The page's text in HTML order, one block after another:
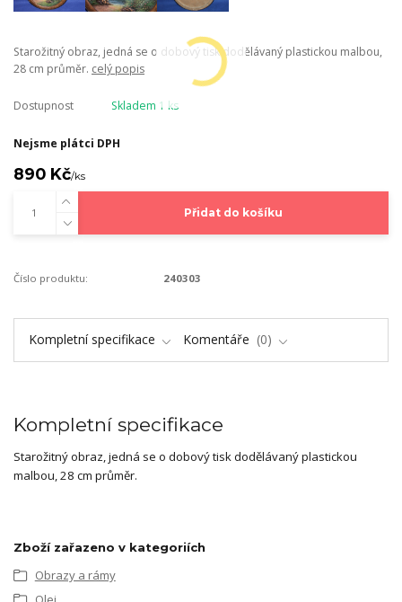
Starožitný obraz, jedná se o dobový tisk dodělávaný plastickou malbou,
28 cm průměr. celý popis
Dostupnost Skladem 1 ks
Nejsme plátci DPH
890 Kč/ks
Přidat do košíku
Číslo produktu: 240303
Kompletní specifikace Komentáře 0
Kompletní specifikace
Starožitný obraz, jedná se o dobový tisk dodělávaný plastickou
malbou, 28 cm průměr.
Zboží zařazeno v kategoriích
Obrazy a rámy